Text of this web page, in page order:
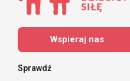
Wspieraj nas
Sprawdź